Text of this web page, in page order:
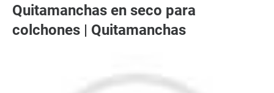
Quitamanchas en seco para
colchones | Quitamanchas